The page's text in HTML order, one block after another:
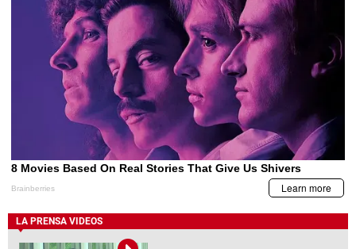
LA PRENSA VIDEOS